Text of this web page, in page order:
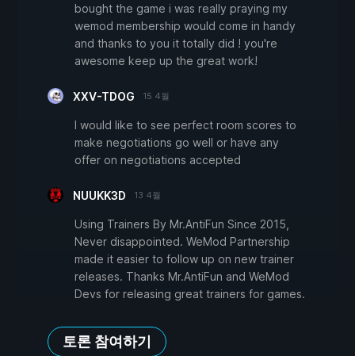
bought the game i was really praying my
wemod membership would come in handy
and thanks to you it totally did ! you're
awesome keep up the great work!
XXV-TDOG 15 4월
I would like to see perfect room scores to
make negotiations go well or have any
offer on negotiations accepted
NUUKK3D 13 4월
Using Trainers By Mr.AntiFun Since 2015,
Never disappointed. WeMod Partnership
made it easier to follow up on new trainer
releases. Thanks Mr.AntiFun and WeMod
Devs for releasing great trainers for games.
토론 참여하기